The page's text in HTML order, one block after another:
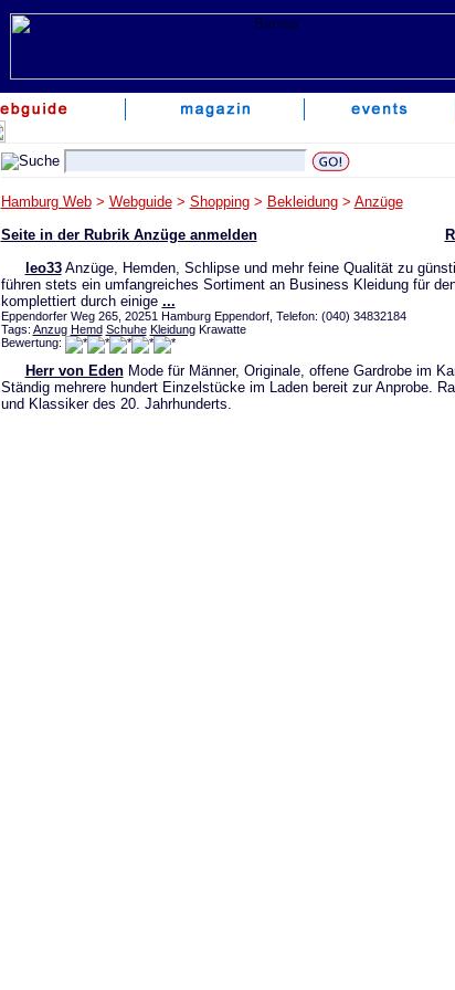
Hamburg Web> Webguide> Shopping> Bekleidung> Anzüge
Seite in der Rubrik Anzüge anmelden
leo33Anzüge, Hemden, Schlipse und mehr feine Qualität zu
führen stets ein umfangreiches Sortiment an Business Kleidung für
komplettiert durch einige ...
Eppendorfer Weg 265, 20251 Hamburg Eppendorf, Telefon: (040) 34832184
Tags: Anzug Hemd Schuhe KleidungKrawatte
Bewertung:
Herr von EdenMode für Männer, Originale, offene Gardrobe im
Ständig mehrere hundert Einzelstücke im Laden bereit zur Anprobe.
und Klassiker des 20. Jahrhunderts.